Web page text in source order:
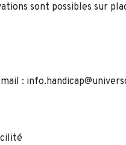
sont possibles sur
: